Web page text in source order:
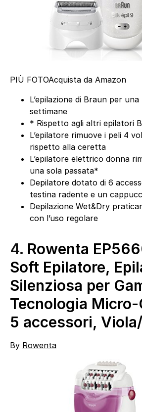
PIÙ FOTOAcquista da Amazon
L’epilazione di Braun per
settimane
* Rispetto agli altri epilatori
L’epilatore rimuove i peli 4
rispetto alla ceretta
L’epilatore elettrico donna
una sola passata*
Depilatore dotato di 6
testina radente e un
Depilazione Wet&Dry
con l’uso regolare
4. Rowenta
Soft Epilatore,
Silenziosa per
Tecnologia
5 accessori,
By Rowenta